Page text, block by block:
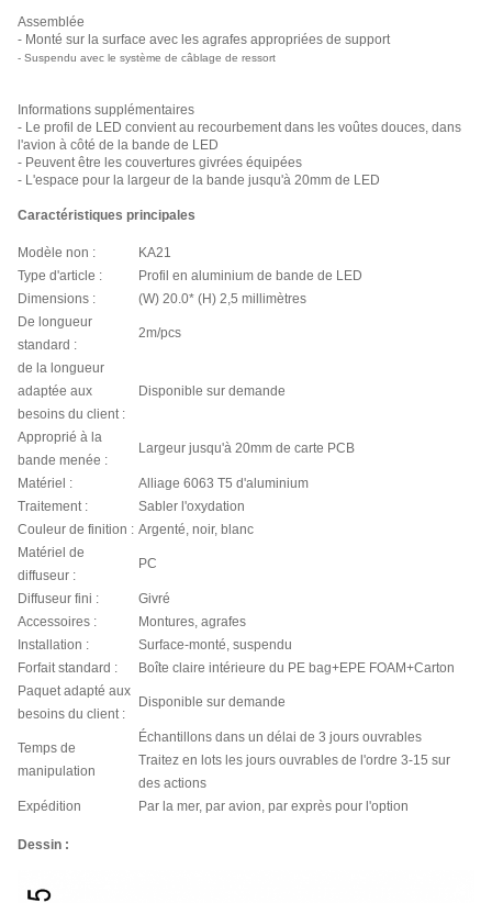
Assemblée
- Monté sur la surface avec les agrafes appropriées de support
- Suspendu avec le système de câblage de ressort
Informations supplémentaires
- Le profil de LED convient au recourbement dans les voûtes douces, dans
l'avion à côté de la bande de LED
- Peuvent être les couvertures givrées équipées
- L'espace pour la largeur de la bande jusqu'à 20mm de LED
Caractéristiques principales
Modèle non :
KA21
Type d'article :
Profil en aluminium de bande de LED
Dimensions :
(W) 20.0* (H) 2,5 millimètres
De longueur
standard :
2m/pcs
de la longueur
adaptée aux
besoins du client :
Disponible sur demande
Approprié à la
bande menée :
Largeur jusqu'à 20mm de carte PCB
Matériel :
Alliage 6063 T5 d'aluminium
Traitement :
Sabler l'oxydation
Couleur de finition : Argenté, noir, blanc
Matériel de
diffuseur :
PC
Diffuseur fini :
Givré
Accessoires :
Montures, agrafes
Installation :
Surface-monté, suspendu
Forfait standard :
Boîte claire intérieure du PE bag+EPE FOAM+Carton
Paquet adapté aux
besoins du client :
Disponible sur demande
Temps de
manipulation
Échantillons dans un délai de 3 jours ouvrables
Traitez en lots les jours ouvrables de l'ordre 3-15 sur
des actions
Expédition
Par la mer, par avion, par exprès pour l'option
Dessin :